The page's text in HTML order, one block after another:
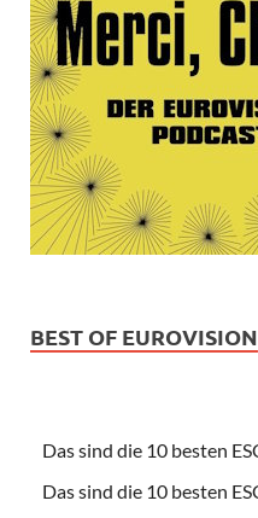
BEST OF EUROVISION
Das sind die 10 besten
Das sind die 10 besten